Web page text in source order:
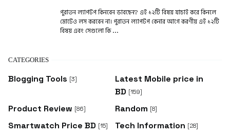
পুরাতন ল্যাপটপ কিনবেন ভাবছেন? এই ১২টি বিষয় যাচাই করে কিনলে
মোটেও লস করবেন না। পুরাতন ল্যাপটপ কেনার আগে করণীয় এই ১২টি
বিষয় এবং সেগুলো কি ...
CATEGORIES
Blogging Tools [3]
Latest Mobile price in
BD [159]
Product Review [86] Random [8]
Smartwatch Price BD [15] Tech Information [28]